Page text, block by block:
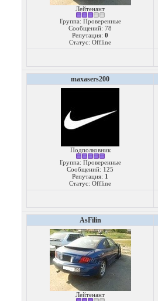
Лейтенант
Группа: Проверенные
Сообщений: 78
Репутация: 0
Статус: Offline
maxasers200
Подполковник
Группа: Проверенные
Сообщений: 125
Репутация: 1
Статус: Offline
AsFilin
Лейтенант